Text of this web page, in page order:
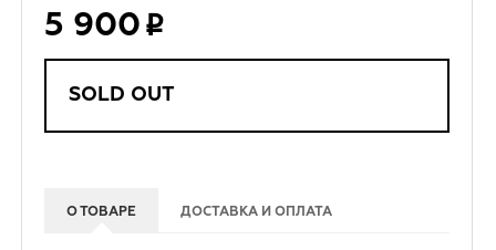
5 900
SOLD OUT
О ТОВАРЕ ДОСТАВКА И ОПЛАТА